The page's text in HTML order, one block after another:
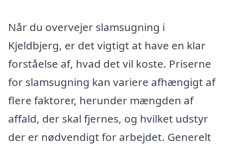
Når du overvejer slamsugning i
Kjeldbjerg, er det vigtigt at have en klar
forståelse af, hvad det vil koste. Priserne
for slamsugning kan variere afhængigt af
flere faktorer, herunder mængden af
affald, der skal fjernes, og hvilket udstyr
der er nødvendigt for arbejdet. Generelt